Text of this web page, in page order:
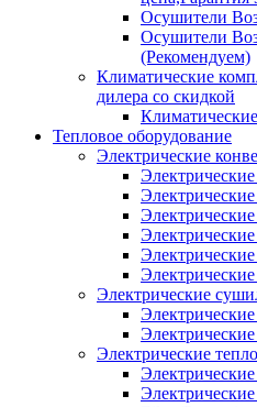
Осушители
Осушители
(Рекомендуем)
Климатические
дилера со скидкой
Тепловое оборудование
Электрические
Электрические
Электрические